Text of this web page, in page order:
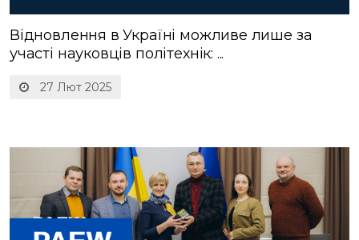
27 Лют 2025
Відновлення в Україні можливе лише за
участі науковців політехнік: ...